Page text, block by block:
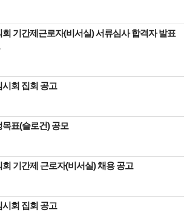
회 기간제근로자(비서실) 서류심사 합격자 발표
시회 집회 공고
표(슬로건) 공모
회 기간제 근로자(비서실) 채용 공고
시회 집회 공고